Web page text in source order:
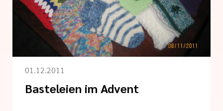
der cts
II
01.12.2011
Basteleien im Advent